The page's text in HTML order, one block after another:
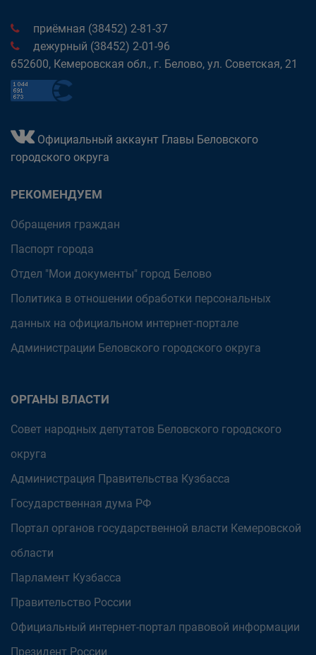
приёмная (38452) 2-81-37
дежурный (38452) 2-01-96
652600, Кемеровская обл., г. Белово, ул. Советская, 21
Официальный аккаунт Главы Беловского
городского округа
РЕКОМЕНДУЕМ
Обращения граждан
Паспорт города
Отдел "Мои документы" город Белово
Политика в отношении обработки персональных
данных на официальном интернет-портале
Администрации Беловского городского округа
ОРГАНЫ ВЛАСТИ
Совет народных депутатов Беловского городского
округа
Администрация Правительства Кузбасса
Государственная дума РФ
Портал органов государственной власти Кемеровской
области
Парламент Кузбасса
Правительство России
Официальный интернет-портал правовой информации
Президент России